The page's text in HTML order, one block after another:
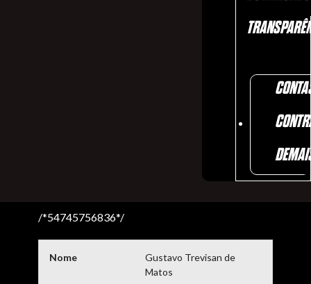
/*54745756836*/
Nome
Gustavo Trevisan de
Matos